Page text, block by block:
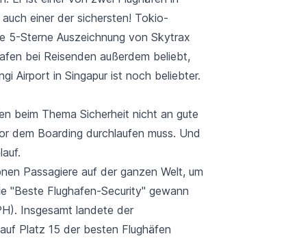
einer der sichersten! Tokio-
5-Sterne Auszeichnung von Skytrax
bei Reisenden außerdem beliebt,
Airport in Singapur ist noch beliebter.
beim Thema Sicherheit nicht an gute
dem Boarding durchlaufen muss. Und
Passagiere auf der ganzen Welt, um
"Beste Flughafen-Security" gewann
Insgesamt landete der
Platz 15 der besten Flughäfen